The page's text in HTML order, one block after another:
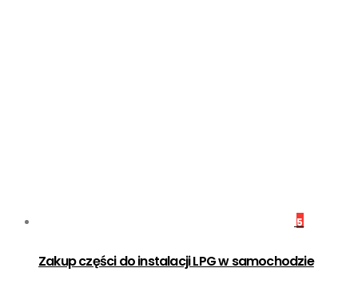
5
Zakup części do instalacji LPG w samochodzie